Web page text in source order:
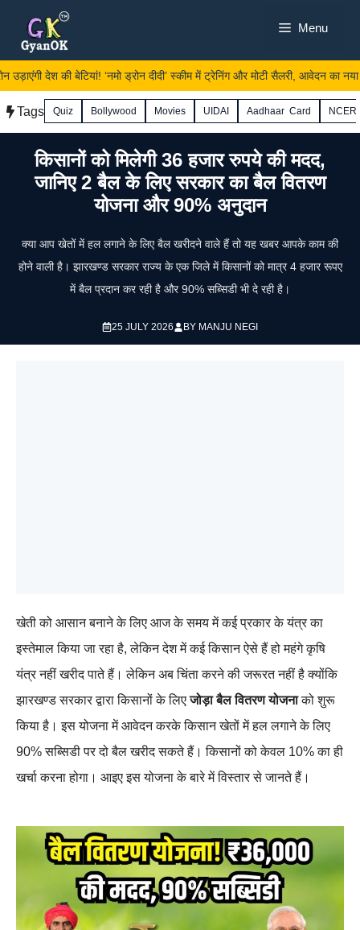
content
Menu
देश की बेटियां! ‘नमो ड्रोन दीदी’ स्कीम में ट्रेनिंग और मोटी सैलरी, आवेदन का नया
Tags Quiz Bollywood Movies UIDAI Aadhaar Card
किसानों को मिलेगी 36 हजार रुपये की मदद,
जानिए 2 बैल के लिए सरकार का बैल वितरण
योजना और 90% अनुदान
क्या आप खेतों में हल लगाने के लिए बैल खरीदने वाले हैं तो यह खबर आपके काम की
होने वाली है। झारखण्ड सरकार राज्य के एक जिले में किसानों को मात्र 4 हजार रूपए
में बैल प्रदान कर रही है और 90% सब्सिडी भी दे रही है।
25 JULY 2026 BY MANJU NEGI
खेती को आसान बनाने के लिए आज के समय में कई प्रकार के यंत्र का
इस्तेमाल किया जा रहा है, लेकिन देश में कई किसान ऐसे हैं हो महंगे कृषि
यंत्र नहीं खरीद पाते हैं। लेकिन अब चिंता करने की जरूरत नहीं है क्योंकि
झारखण्ड सरकार द्वारा किसानों के लिएजोड़ा बैल वितरण योजनाको शुरू
किया है। इस योजना में आवेदन करके किसान खेतों में हल लगाने के लिए
90% सब्सिडी पर दो बैल खरीद सकते हैं। किसानों को केवल 10% का ही
खर्चा करना होगा। आइए इस योजना के बारे में विस्तार से जानते हैं।